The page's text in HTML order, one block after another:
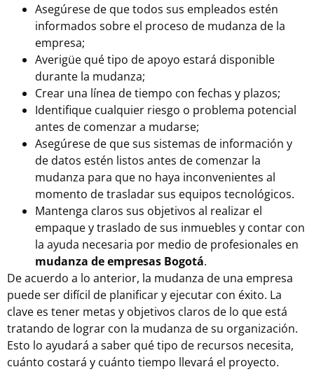
Asegúrese de que todos sus empleados estén
informados sobre el proceso de mudanza de la
empresa;
Averigüe qué tipo de apoyo estará disponible
durante la mudanza;
Crear una línea de tiempo con fechas y plazos;
Identifique cualquier riesgo o problema potencial
antes de comenzar a mudarse;
Asegúrese de que sus sistemas de información y
de datos estén listos antes de comenzar la
mudanza para que no haya inconvenientes al
momento de trasladar sus equipos tecnológicos.
Mantenga claros sus objetivos al realizar el
empaque y traslado de sus inmuebles y contar con
la ayuda necesaria por medio de profesionales en
mudanza de empresas Bogotá.
De acuerdo a lo anterior, la mudanza de una empresa
puede ser difícil de planificar y ejecutar con éxito. La
clave es tener metas y objetivos claros de lo que está
tratando de lograr con la mudanza de su organización.
Esto lo ayudará a saber qué tipo de recursos necesita,
cuánto costará y cuánto tiempo llevará el proyecto.